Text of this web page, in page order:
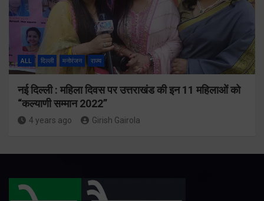
ALL दिल्ली मनोरंजन राज्य
नई दिल्ली : महिला दिवस पर उत्तराखंड की इन 11 महिलाओं को
“कल्याणी सम्मान 2022”
4 years ago Girish Gairola